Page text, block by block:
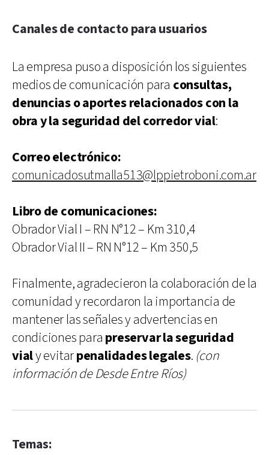
Canales de contacto para usuarios
La empresa puso a disposición los siguientes
medios de comunicación para consultas,
denuncias o aportes relacionados con la
obra y la seguridad del corredor vial:
Correo electrónico:
comunicadosutmalla513@lppietroboni.com.ar
Libro de comunicaciones:
Obrador Vial I – RN N°12 – Km 310,4
Obrador Vial II – RN N°12 – Km 350,5
Finalmente, agradecieron la colaboración de la
comunidad y recordaron la importancia de
mantener las señales y advertencias en
condiciones para preservar la seguridad
vialy evitarpenalidades legales. (con
información de Desde Entre Ríos)
Temas: